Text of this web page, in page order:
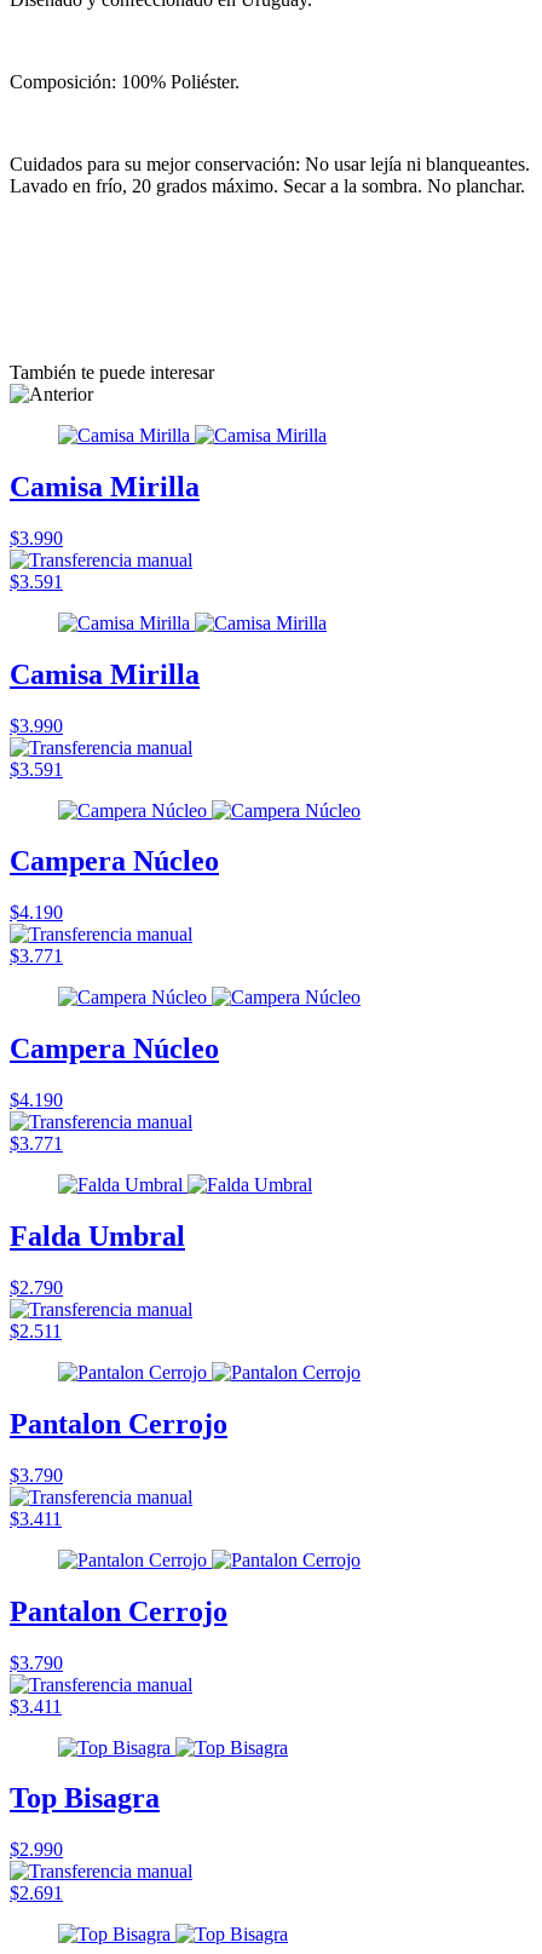
Composición: 100% Poliéster.
Cuidados para su mejor conservación: No usar lejía ni blanqueantes.
Lavado en frío, 20 grados máximo. Secar a la sombra. No planchar.
También te puede interesar
Camisa Mirilla
$3.990
$3.591
Camisa Mirilla
$3.990
$3.591
Campera Núcleo
$4.190
$3.771
Campera Núcleo
$4.190
$3.771
Falda Umbral
$2.790
$2.511
Pantalon Cerrojo
$3.790
$3.411
Pantalon Cerrojo
$3.790
$3.411
Top Bisagra
$2.990
$2.691